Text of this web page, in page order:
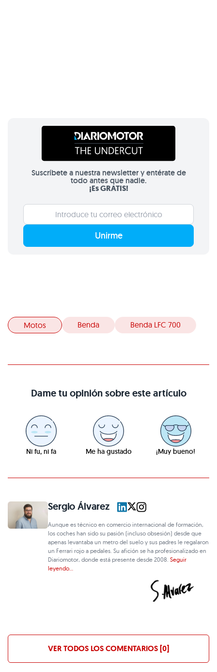
Suscríbete a nuestra newsletter y entérate de
todo antes que nadie.
¡Es GRATIS!
Unirme
Motos Benda Benda LFC 700
Dame tu opinión sobre este artículo
Ni fu, ni fa Me ha gustado ¡Muy bueno!
Sergio Álvarez
Aunque es técnico en comercio internacional de formación,
los coches han sido su pasión (incluso obsesión) desde que
apenas levantaba un metro del suelo y sus padres le regalaron
un Ferrari rojo a pedales. Su afición se ha profesionalizado en
Diariomotor, donde está presente desde 2008.Seguir
leyendo...
VER TODOS LOS COMENTARIOS [0]